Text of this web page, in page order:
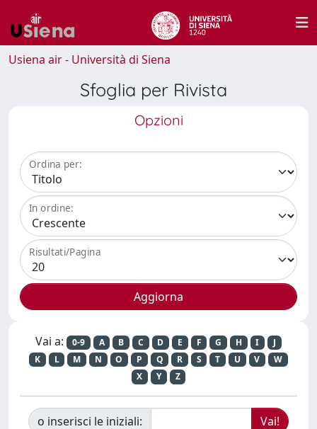
Usiena air - Università di Siena
Sfoglia per Rivista
Opzioni
Ordina per:
In ordine:
Risultati/Pagina
Vai a: 0-9 A B C D E F G H I
J
K
L M N O P Q R S T U V
W
X
Y Z
o inserisci le iniziali: